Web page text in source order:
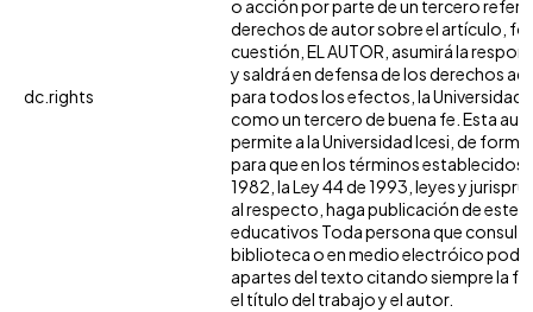
dc.rights
o acción por parte de un tercero
derechos de autor sobre el artículo,
cuestión, EL AUTOR, asumirá la
y saldrá en defensa de los derechos
para todos los efectos, la Universidad
como un tercero de buena fe. Esta
permite a la Universidad Icesi, de
para que en los términos establecidos
1982, la Ley 44 de 1993, leyes y
al respecto, haga publicación de este
educativos Toda persona que consulte
biblioteca o en medio electróico
apartes del texto citando siempre la
el título del trabajo y el autor.